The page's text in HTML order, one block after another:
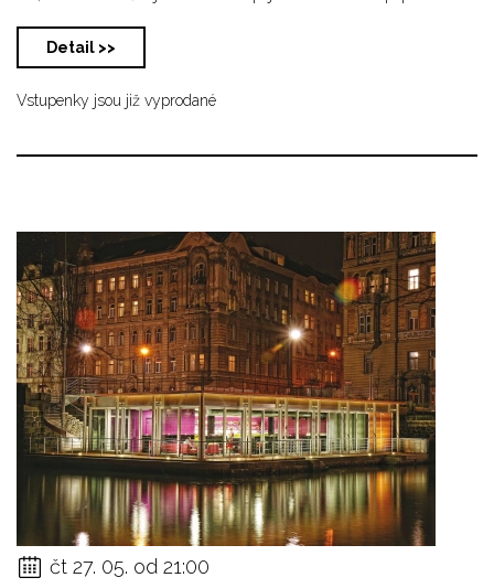
Detail >>
Vstupenky jsou již vyprodané
čt 27. 05. od 21:00